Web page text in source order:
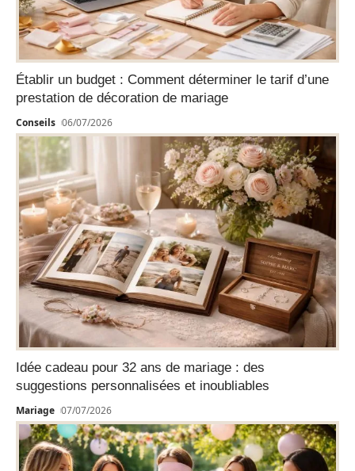
Établir un budget : Comment déterminer le tarif d’une
prestation de décoration de mariage
Conseils 06/07/2026
Idée cadeau pour 32 ans de mariage : des
suggestions personnalisées et inoubliables
Mariage 07/07/2026